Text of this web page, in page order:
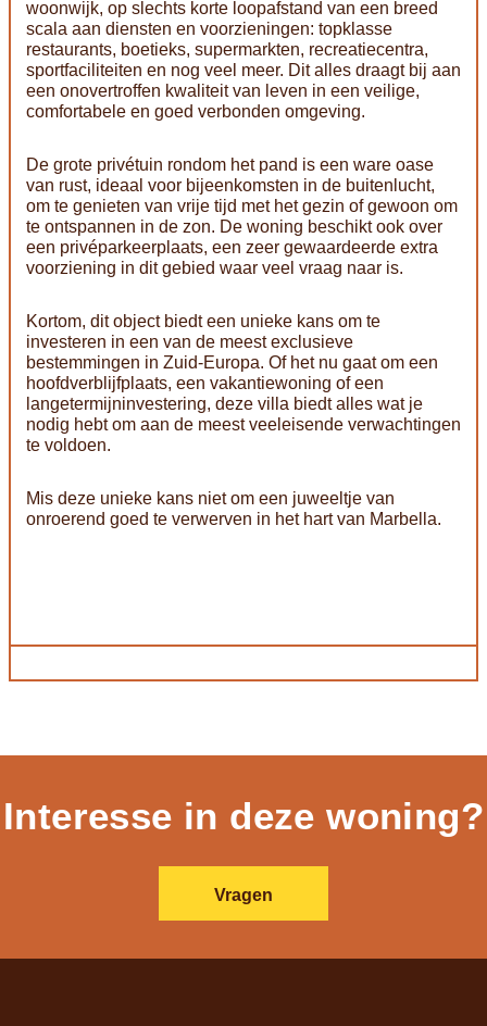
woonwijk, op slechts korte loopafstand van een breed
scala aan diensten en voorzieningen: topklasse
restaurants, boetieks, supermarkten, recreatiecentra,
sportfaciliteiten en nog veel meer. Dit alles draagt bij aan
een onovertroffen kwaliteit van leven in een veilige,
comfortabele en goed verbonden omgeving.
De grote privétuin rondom het pand is een ware oase
van rust, ideaal voor bijeenkomsten in de buitenlucht,
om te genieten van vrije tijd met het gezin of gewoon om
te ontspannen in de zon. De woning beschikt ook over
een privéparkeerplaats, een zeer gewaardeerde extra
voorziening in dit gebied waar veel vraag naar is.
Kortom, dit object biedt een unieke kans om te
investeren in een van de meest exclusieve
bestemmingen in Zuid-Europa. Of het nu gaat om een
hoofdverblijfplaats, een vakantiewoning of een
langetermijninvestering, deze villa biedt alles wat je
nodig hebt om aan de meest veeleisende verwachtingen
te voldoen.
Mis deze unieke kans niet om een juweeltje van
onroerend goed te verwerven in het hart van Marbella.
Interesse in deze woning?
Vragen